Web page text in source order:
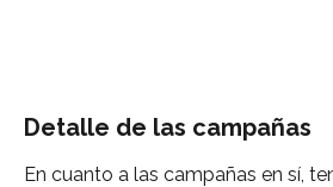
Detalle de las campañas
En cuanto a las campañas en sí,